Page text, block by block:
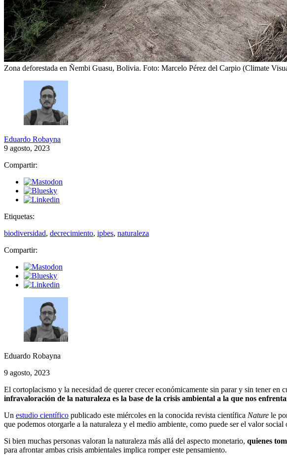
Zona deforestada en Ñembi Guasu, Bolivia. Foto: Marcelo Pérez del Carpio (Climate
Eduardo Robayna
9 agosto, 2023
Compartir:
Etiquetas:
biodiversidad, decrecimiento, ipbes, naturaleza
Compartir:
Eduardo Robayna
9 agosto, 2023
El cortoplacismo y la necesidad de querer crecer económicamente sin parar y sin tener
infravaloración de la naturaleza es la base de la crisis ambiental a la que nos
Un estudio científico publicado este miércoles en la conocida revista científica Nature le
que podemos otorgarle a la naturaleza y el medio ambiente, como puede ser el valor social
Si bien muchas personas valoran la naturaleza más allá del aspecto monetario, quienes
para afrontar ambas crisis ambientales implica romper este pensamiento.